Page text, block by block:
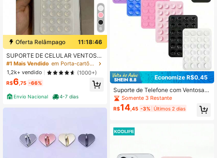
4,79 3.8K Seguidores
4,79 3.8K Seguidores
3.8K Seguidores
6
Oferta Relâmpago
11:18:46
SUPORTE DE CELULAR VENTOSA
POP PREMIUM
#1 Mais Vendido
em Porta-cartões adesivos
1,2k+ vendido
(1000+)
R$6 ,75 -66%
Envio Nacional 4-7 dias
Economize R$0,45
Suporte de Telefone com Ventosa d
e Silicone, Suporte de Telefone Ade
sivo, Almofada de Sucção Portátil A
ntiderrapante, Acessório Universal
Somente 3 Restante
R$14 ,45 -3% Últimos 2 dias